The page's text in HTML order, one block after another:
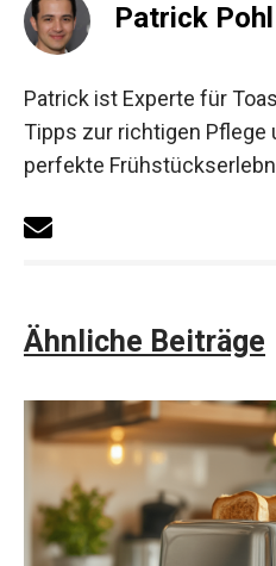
Patrick Pohl
Patrick ist Experte für
Tipps zur richtigen Pflege
perfekte
Ähnliche Beiträge